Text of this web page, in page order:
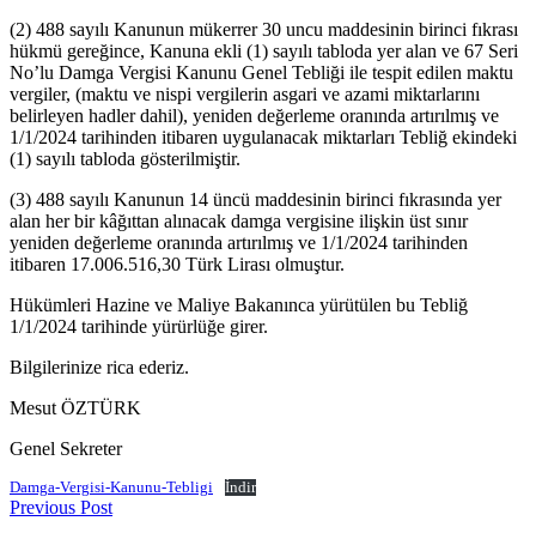
(2) 488 sayılı Kanunun mükerrer 30 uncu maddesinin birinci fıkrası
hükmü gereğince, Kanuna ekli (1) sayılı tabloda yer alan ve 67 Seri
No’lu Damga Vergisi Kanunu Genel Tebliği ile tespit edilen maktu
vergiler, (maktu ve nispi vergilerin asgari ve azami miktarlarını
belirleyen hadler dahil), yeniden değerleme oranında artırılmış ve
1/1/2024 tarihinden itibaren uygulanacak miktarları Tebliğ ekindeki
(1) sayılı tabloda gösterilmiştir.
(3) 488 sayılı Kanunun 14 üncü maddesinin birinci fıkrasında yer
alan her bir kâğıttan alınacak damga vergisine ilişkin üst sınır
yeniden değerleme oranında artırılmış ve 1/1/2024 tarihinden
itibaren 17.006.516,30 Türk Lirası olmuştur.
Hükümleri Hazine ve Maliye Bakanınca yürütülen bu Tebliğ
1/1/2024 tarihinde yürürlüğe girer.
Bilgilerinize rica ederiz.
Mesut ÖZTÜRK
Genel Sekreter
Damga-Vergisi-Kanunu-Tebligi İndir
Previous Post